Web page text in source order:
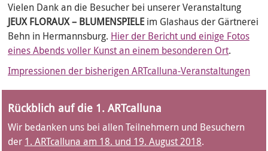
Rückblick
Vielen Dank an die Besucher bei unserer Veranstaltung
JEUX FLORAUX – BLUMENSPIELEim Glashaus der Gärtnerei
Behn in Hermannsburg. Hier der Bericht und einige Fotos
eines Abends voller Kunst an einem besonderen Ort.
Impressionen der bisherigen ARTcalluna-Veranstaltungen
Rückblich auf die 1. ARTcalluna
Wir bedanken uns bei allen Teilnehmern und Besuchern
der 1. ARTcalluna am 18. und 19. August 2018.